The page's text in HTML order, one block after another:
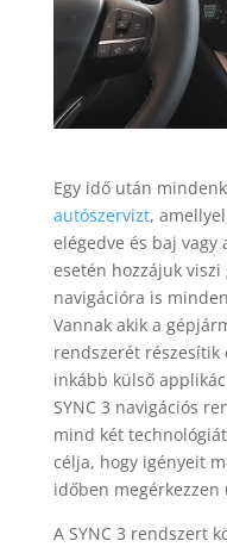
Egy idő után
autószervizt,
elégedve és baj vagy
esetén hozzájuk
navigációra is
Vannak akik a
rendszerét részesítik
inkább külső
SYNC 3 navigációs
mind két
célja, hogy igényeit
időben megérkezzen
A SYNC 3 rendszert